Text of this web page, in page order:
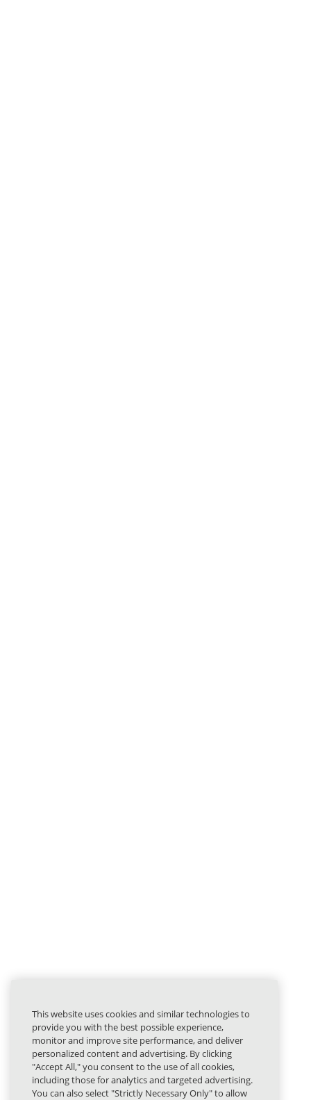
This website uses cookies and similar technologies to
provide you with the best possible experience,
monitor and improve site performance, and deliver
personalized content and advertising. By clicking
"Accept All," you consent to the use of all cookies,
including those for analytics and targeted advertising.
You can also select "Strictly Necessary Only" to allow